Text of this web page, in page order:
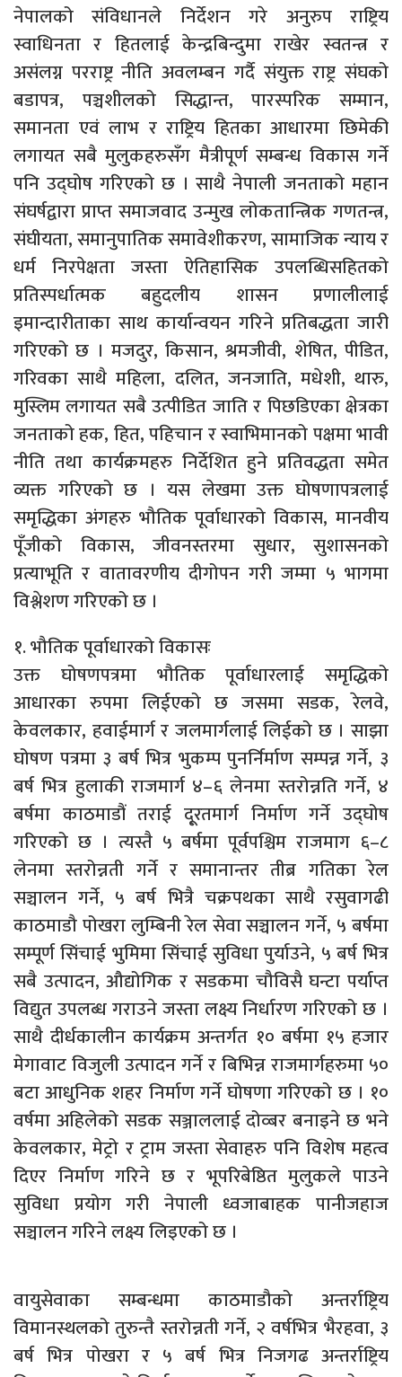
नेपालको संविधानले निर्देशन गरे अनुरुप राष्ट्रिय
स्वाधिनता र हितलाई केन्द्रबिन्दुमा राखेर स्वतन्त्र र
असंलग्न परराष्ट्र नीति अवलम्बन गर्दै संयुक्त राष्ट्र संघको
बडापत्र, पञ्चशीलको सिद्धान्त, पारस्परिक सम्मान,
समानता एवं लाभ र राष्ट्रिय हितका आधारमा छिमेकी
लगायत सबै मुलुकहरुसँग मैत्रीपूर्ण सम्बन्ध विकास गर्ने
पनि उद्घोष गरिएको छ । साथै नेपाली जनताको महान
संघर्षद्वारा प्राप्त समाजवाद उन्मुख लोकतान्त्रिक गणतन्त्र,
संघीयता, समानुपातिक समावेशीकरण, सामाजिक न्याय र
धर्म निरपेक्षता जस्ता ऐतिहासिक उपलब्धिसहितको
प्रतिस्पर्धात्मक बहुदलीय शासन प्रणालीलाई
इमान्दारीताका साथ कार्यान्वयन गरिने प्रतिबद्धता जारी
गरिएको छ । मजदुर, किसान, श्रमजीवी, शेषित, पीडित,
गरिवका साथै महिला, दलित, जनजाति, मधेशी, थारु,
मुस्लिम लगायत सबै उत्पीडित जाति र पिछडिएका क्षेत्रका
जनताको हक, हित, पहिचान र स्वाभिमानको पक्षमा भावी
नीति तथा कार्यक्रमहरु निर्देशित हुने प्रतिवद्धता समेत
व्यक्त गरिएको छ । यस लेखमा उक्त घोषणापत्रलाई
समृद्धिका अंगहरु भौतिक पूर्वाधारको विकास, मानवीय
पूँजीको विकास, जीवनस्तरमा सुधार, सुशासनको
प्रत्याभूति र वातावरणीय दीगोपन गरी जम्मा ५ भागमा
विश्लेशण गरिएको छ ।
१. भौतिक पूर्वाधारको विकासः
उक्त घोषणपत्रमा भौतिक पूर्वाधारलाई समृद्धिको
आधारका रुपमा लिईएको छ जसमा सडक, रेलवे,
केवलकार, हवाईमार्ग र जलमार्गलाई लिईको छ । साझा
घोषण पत्रमा ३ बर्ष भित्र भुकम्प पुनर्निर्माण सम्पन्न गर्ने, ३
बर्ष भित्र हुलाकी राजमार्ग ४–६ लेनमा स्तरोन्नति गर्ने, ४
बर्षमा काठमाडौं तराई दू्रतमार्ग निर्माण गर्ने उद्घोष
गरिएको छ । त्यस्तै ५ बर्षमा पूर्वपश्चिम राजमाग ६–८
लेनमा स्तरोन्नती गर्ने र समानान्तर तीब्र गतिका रेल
सञ्चालन गर्ने, ५ बर्ष भित्रै चक्रपथका साथै रसुवागढी
काठमाडौ पोखरा लुम्बिनी रेल सेवा सञ्चालन गर्ने, ५ बर्षमा
सम्पूर्ण सिंचाई भुमिमा सिंचाई सुविधा पुर्याउने, ५ बर्ष भित्र
सबै उत्पादन, औद्योगिक र सडकमा चौविसै घन्टा पर्याप्त
विद्युत उपलब्ध गराउने जस्ता लक्ष्य निर्धारण गरिएको छ ।
साथै दीर्धकालीन कार्यक्रम अन्तर्गत १० बर्षमा १५ हजार
मेगावाट विजुली उत्पादन गर्ने र बिभिन्न राजमार्गहरुमा ५०
बटा आधुनिक शहर निर्माण गर्ने घोषणा गरिएको छ । १०
वर्षमा अहिलेको सडक सञ्जाललाई दोव्बर बनाइने छ भने
केवलकार, मेट्रो र ट्राम जस्ता सेवाहरु पनि विशेष महत्व
दिएर निर्माण गरिने छ र भूपरिबेष्ठित मुलुकले पाउने
सुविधा प्रयोग गरी नेपाली ध्वजाबाहक पानीजहाज
सञ्चालन गरिने लक्ष्य लिइएको छ ।
वायुसेवाका सम्बन्धमा काठमाडौको अन्तर्राष्ट्रिय
विमानस्थलको तुरुन्तै स्तरोन्नती गर्ने, २ वर्षभित्र भैरहवा, ३
बर्ष भित्र पोखरा र ५ बर्ष भित्र निजगढ अन्तर्राष्ट्रिय